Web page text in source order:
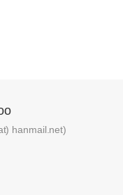
hanmail.net)